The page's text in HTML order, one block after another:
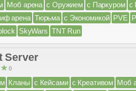
Моб арена с Оружием с Паркуром с
арена Тюрьма с Экономикой PVE
SkyWars TNT Run
Server
0
Кланы с Кейсами с Креативом Моб